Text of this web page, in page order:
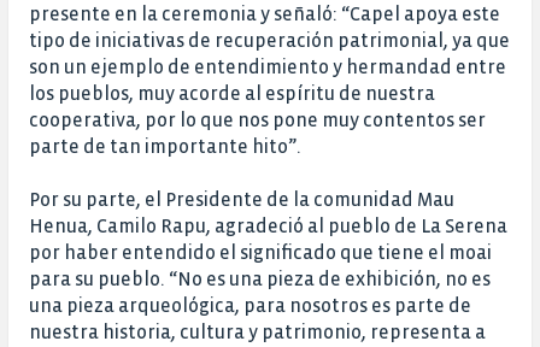
presente en la ceremonia y señaló: “Capel apoya este
tipo de iniciativas de recuperación patrimonial, ya que
son un ejemplo de entendimiento y hermandad entre
los pueblos, muy acorde al espíritu de nuestra
cooperativa, por lo que nos pone muy contentos ser
parte de tan importante hito”.
Por su parte, el Presidente de la comunidad Mau
Henua, Camilo Rapu, agradeció al pueblo de La Serena
por haber entendido el significado que tiene el moai
para su pueblo. “No es una pieza de exhibición, no es
una pieza arqueológica, para nosotros es parte de
nuestra historia, cultura y patrimonio, representa a